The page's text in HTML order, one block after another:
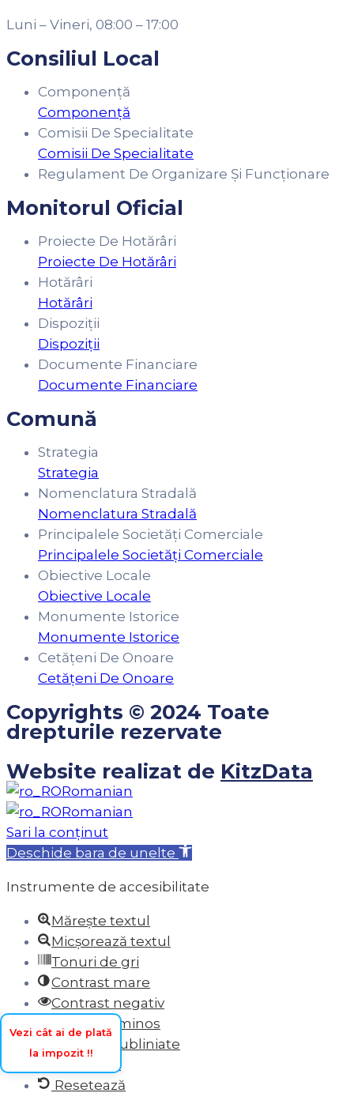
Luni – Vineri, 08:00 – 17:00
Consiliul Local
Componență
Componență
Comisii De Specialitate
Comisii De Specialitate
Regulament De Organizare Și Funcționare
Monitorul Oficial
Proiecte De Hotărâri
Proiecte De Hotărâri
Hotărâri
Hotărâri
Dispoziții
Dispoziții
Documente Financiare
Documente Financiare
Comună
Strategia
Strategia
Nomenclatura Stradală
Nomenclatura Stradală
Principalele Societăți Comerciale
Principalele Societăți Comerciale
Obiective Locale
Obiective Locale
Monumente Istorice
Monumente Istorice
Cetățeni De Onoare
Cetățeni De Onoare
Copyrights © 2024 Toate
drepturile rezervate
Website realizat de KitzData
Romanian
Romanian
Vezi cât ai de plată
la impozit !!
Sari la conținut
Deschide bara de unelte
Instrumente de accesibilitate
Mărește textul
Micșorează textul
Tonuri de gri
Contrast mare
Contrast negativ
Fundal luminos
Legături subliniate
Font lizibil
Resetează